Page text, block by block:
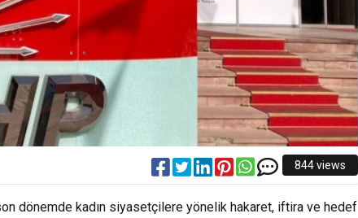
844 views
dönemde kadın siyasetçilere yönelik hakaret, iftira ve hedef